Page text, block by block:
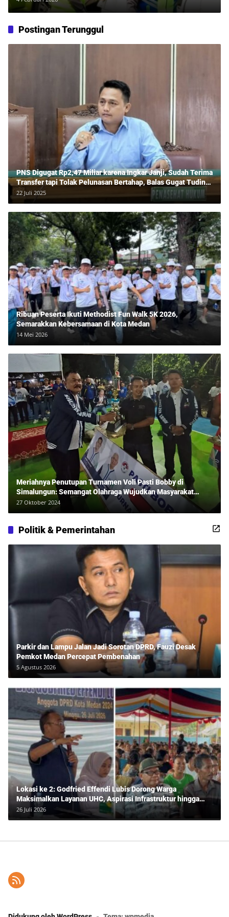
Postingan Terunggul
PNS Digugat Rp2,47 Miliar karena Ingkar Janji, Sudah Terima
Transfer tapi Tolak Pelunasan Bertahap, Balas Gugat Tuding
Lawan Tipu Rp850 Juta
22 Juli 2025
Ribuan Peserta Ikuti Methodist Fun Walk 5K 2026,
Semarakkan Kebersamaan di Kota Medan
14 Mei 2026
Meriahnya Penutupan Turnamen Voli Pasti Bobby di
Simalungun: Semangat Olahraga Wujudkan Masyarakat
Sehat Bersama Erwan Rozadi dan Ribuan Penonton!
27 Oktober 2024
Politik & Pemerintahan
Parkir dan Lampu Jalan Jadi Sorotan DPRD, Fauzi Desak
Pemkot Medan Percepat Pembenahan
5 Agustus 2026
Lokasi ke 2: Godfried Effendi Lubis Dorong Warga
Maksimalkan Layanan UHC, Aspirasi Infrastruktur hingga
Pendidikan Mengemuka dalam Reses Medan Amplas
26 Juli 2026